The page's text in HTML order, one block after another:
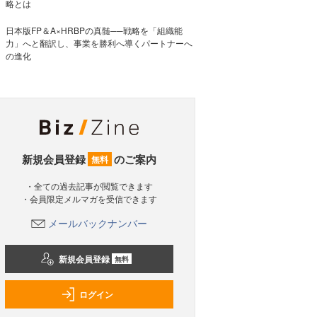
略とは
日本版FP＆A×HRBPの真髄──戦略を「組織能
力」へと翻訳し、事業を勝利へ導くパートナーへ
の進化
新規会員登録 無料 のご案内
・全ての過去記事が閲覧できます
・会員限定メルマガを受信できます
メールバックナンバー
新規会員登録 無料
ログイン